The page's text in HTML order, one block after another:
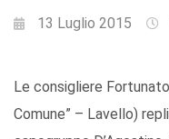
13 Luglio 2015
Le consigliere
Comune” – Lavello)